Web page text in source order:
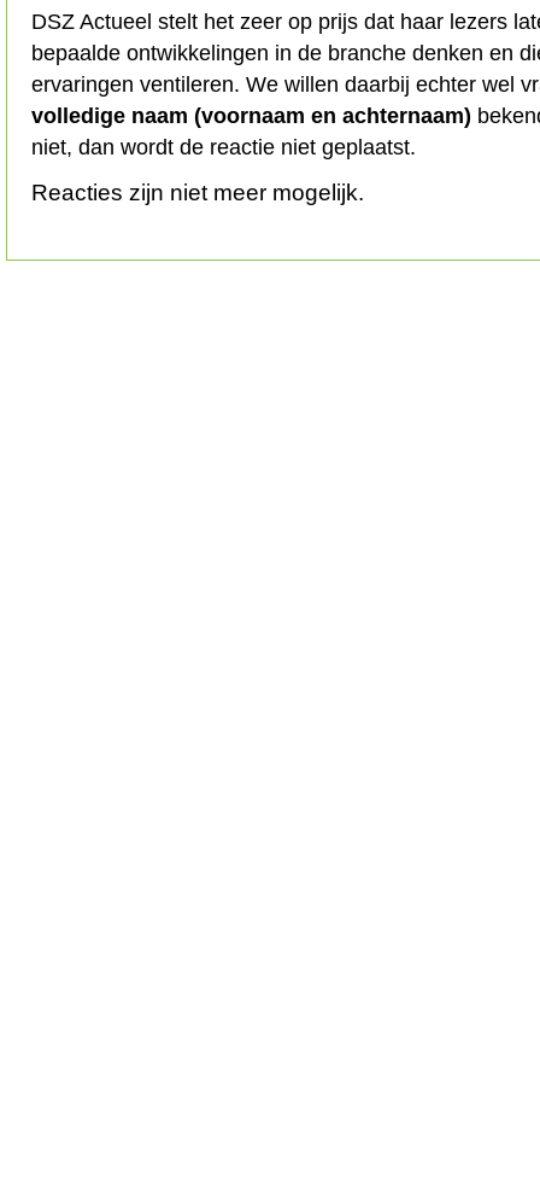
DSZ Actueel stelt het zeer op prijs dat haar lezers
bepaalde ontwikkelingen in de branche denken en
ervaringen ventileren. We willen daarbij echter wel
volledige naam (voornaam en achternaam)
niet, dan wordt de reactie niet geplaatst.
Reacties zijn niet meer mogelijk.